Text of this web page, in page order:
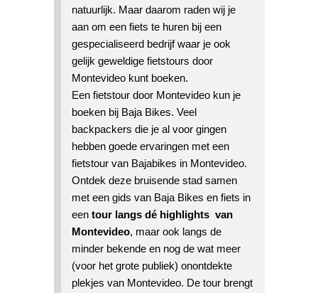
natuurlijk. Maar daarom raden wij je
aan om een fiets te huren bij een
gespecialiseerd bedrijf waar je ook
gelijk geweldige fietstours door
Montevideo kunt boeken.
Eenfietstour door Montevideo kun je
boeken bij Baja Bikes. Veel
backpackers die je al voor gingen
hebben goede ervaringen met een
fietstour van Bajabikes in Montevideo.
Ontdek deze bruisende stad samen
met een gids van Baja Bikes en fiets in
eentour langs dé highlights van
Montevideo, maar ook langs de
minder bekende en nog de wat meer
(voor het grote publiek) onontdekte
plekjes van Montevideo. De tour brengt